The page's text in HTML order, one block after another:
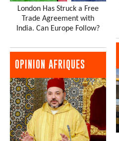
London Has Struck a Free
Trade Agreement with
India. Can Europe Follow?
OPINION AFRIQUES